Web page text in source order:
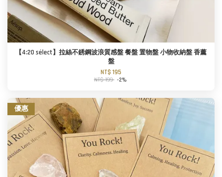
【4:20 sélect】拉絲不銹鋼波浪質感盤 餐盤 置物盤 小物收納盤 香薰
盤
NT$ 195
NT$ 199 -2%
優惠